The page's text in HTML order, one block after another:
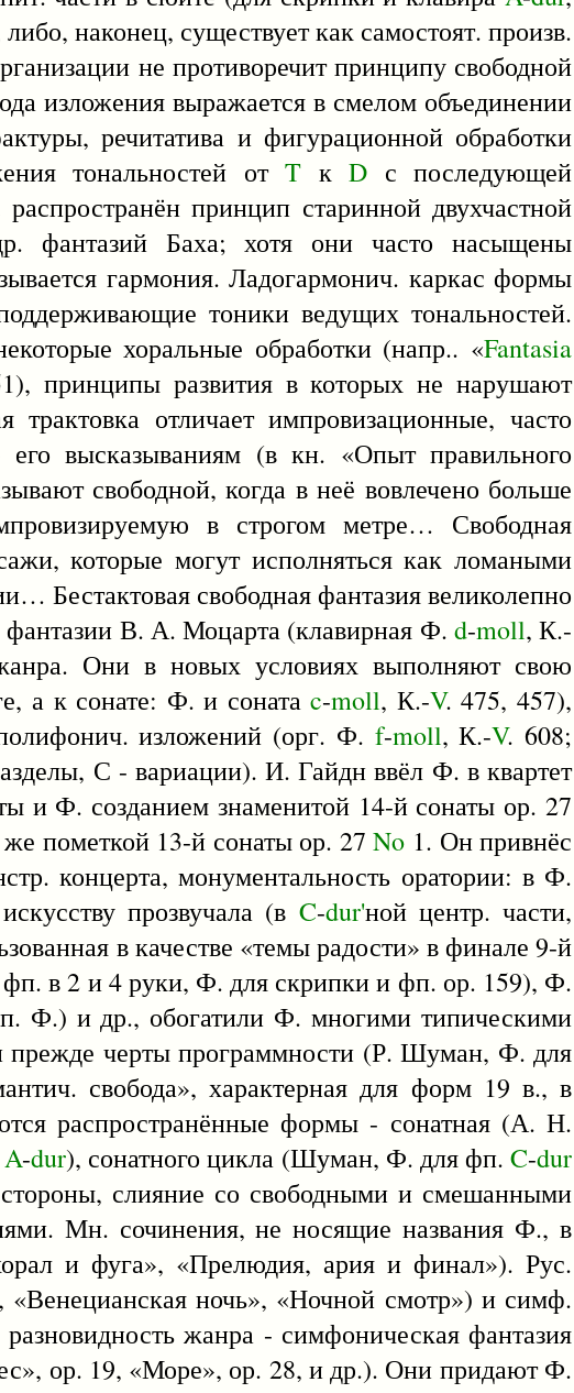
наконец, существует как самостоят. произв.
не противоречит принципу свободной
изложения выражается в смелом объединении
речитатива и фигурационной обработки
тональностей от T к D с последующей
принцип старинной двухчастной
фантазий Баха; хотя они часто насыщены
гармония. Ладогармонич. каркас формы
тоники ведущих тональностей.
хоральные обработки (напр.. «Fantasia
принципы развития в которых не нарушают
отличает импровизационные, часто
высказываниям (в кн. «Опыт правильного
свободной, когда в неё вовлечено больше
в строгом метре… Свободная
которые могут исполняться как ломаными
Бестактовая свободная фантазия великолепно
В. А. Моцарта (клавирная Ф. d-moll, К.-
Они в новых условиях выполняют свою
а к сонате: Ф. и сонатаc-moll, К.-V. 475, 457),
изложений (орг. Ф. f-moll, К.-V. 608;
С - вариации). И. Гайдн ввёл Ф. в квартет
и Ф. созданием знаменитой 14-й сонаты ор. 27
пометкой 13-й сонаты ор. 27No 1. Он привнёс
концерта, монументальность оратории: в Ф.
прозвучала (в C-dur'ной центр. части,
в качестве «темы радости» в финале 9-й
в 2 и 4 руки, Ф. для скрипки и фп. ор. 159), Ф.
Ф.) и др., обогатили Ф. многими типическими
прежде черты программности (Р. Шуман, Ф. для
свобода», характерная для форм 19 в., в
распространённые формы - сонатная (А. Н.
A-dur), сонатного цикла (Шуман, Ф. для фп.C-dur
слияние со свободными и смешанными
Мн. сочинения, не носящие названия Ф., в
и фуга», «Прелюдия, ария и финал»). Рус.
ночь», «Ночной смотр») и симф.
жанра - симфоническая фантазия
ор. 19, «Море», ор. 28, и др.). Они придают Ф.